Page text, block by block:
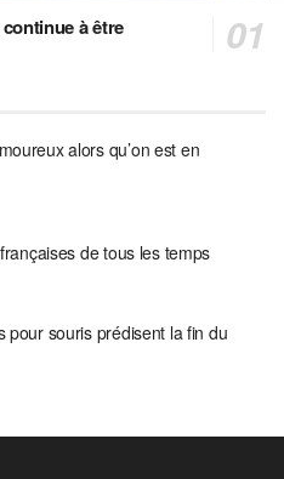
à être
alors qu’on est en
de tous les temps
pour souris prédisent la fin du